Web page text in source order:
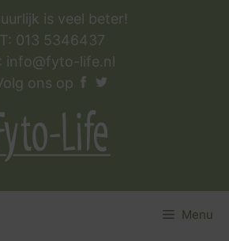
is veel beter!
T: 013 5346437
info@fyto-life.nl
ons op
Menu